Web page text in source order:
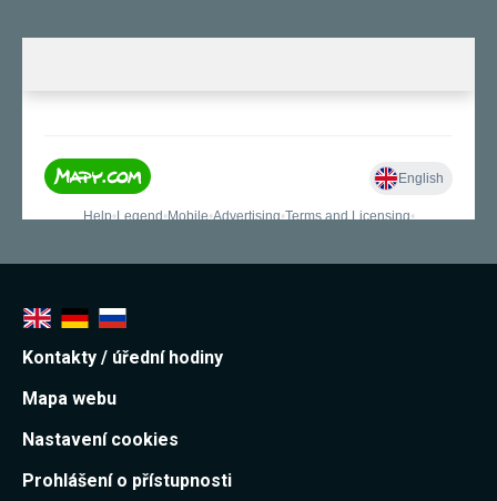
Kontakty / úřední hodiny
Mapa webu
Nastavení cookies
Prohlášení o přístupnosti